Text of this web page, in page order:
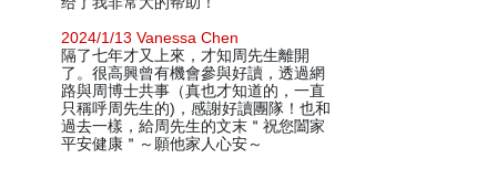
2024/1/13 Vanessa Chen
隔了七年才又上來，才知周先生離開
了。很高興曾有機會參與好讀，透過網
路與周博士共事（真也才知道的，一直
只稱呼周先生的)，感謝好讀團隊！也和
過去一樣，給周先生的文末＂祝您闔家
平安健康＂～願他家人心安～